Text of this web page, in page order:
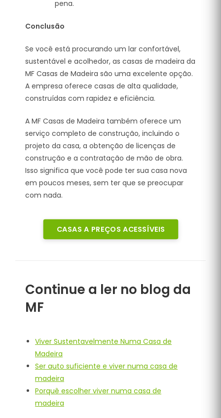
pena.
Conclusão
Se você está procurando um lar confortável,
sustentável e acolhedor, as casas de madeira da
MF Casas de Madeira são uma excelente opção.
A empresa oferece casas de alta qualidade,
construídas com rapidez e eficiência.
A MF Casas de Madeira também oferece um
serviço completo de construção, incluindo o
projeto da casa, a obtenção de licenças de
construção e a contratação de mão de obra.
Isso significa que você pode ter sua casa nova
em poucos meses, sem ter que se preocupar
com nada.
CASAS A PREÇOS ACESSÍVEIS
Continue a ler no blog da
MF
Viver Sustentavelmente Numa Casa de
Madeira
Ser auto suficiente e viver numa casa de
madeira
Porquê escolher viver numa casa de
madeira